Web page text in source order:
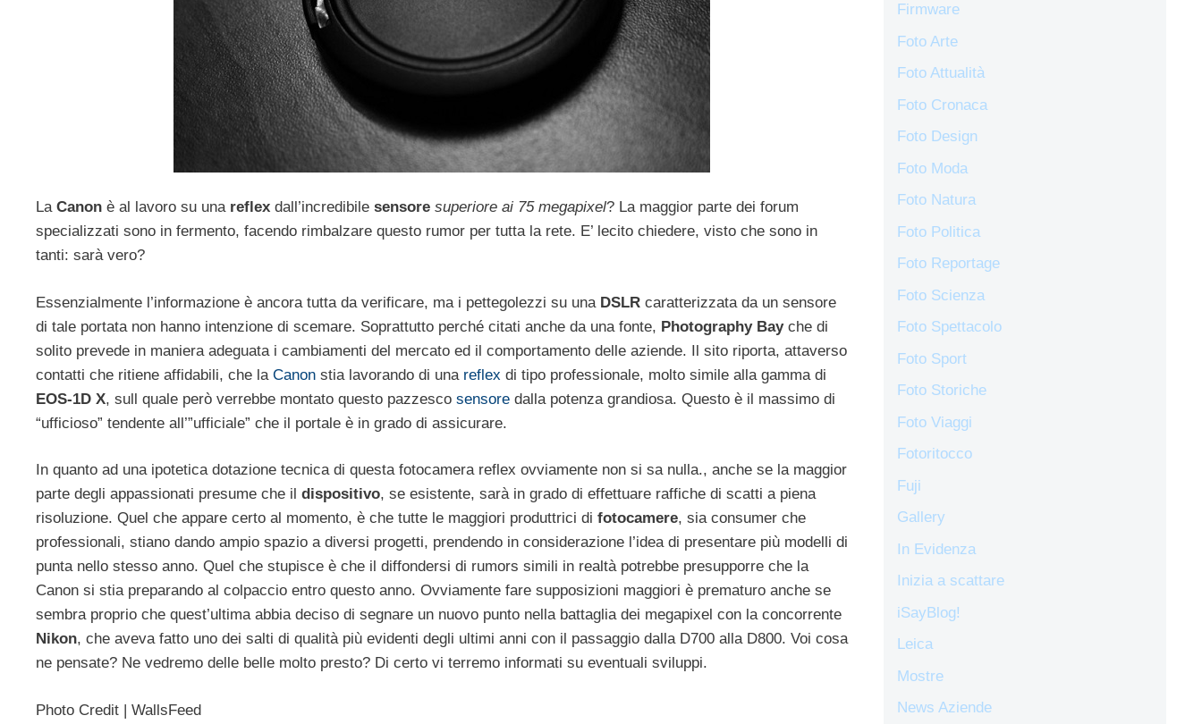
La Canon è al lavoro su unareflex dall’incredibile sensore superiore ai 75 megapixel? La maggior parte dei forum
specializzati sono in fermento, facendo rimbalzare questo rumor per tutta la rete. E’ lecito chiedere, visto che sono in
tanti: sarà vero?
Essenzialmente l’informazione è ancora tutta da verificare, ma i pettegolezzi su una DSLR caratterizzata da un sensore
di tale portata non hanno intenzione di scemare. Soprattutto perché citati anche da una fonte, Photography Bayche di
solito prevede in maniera adeguata i cambiamenti del mercato ed il comportamento delle aziende. Il sito riporta, attaverso
contatti che ritiene affidabili, che la Canon stia lavorando di una reflex di tipo professionale, molto simile alla gamma di
EOS-1D X, sull quale però verrebbe montato questo pazzesco sensore dalla potenza grandiosa. Questo è il massimo di
“ufficioso” tendente all’”ufficiale” che il portale è in grado di assicurare.
In quanto ad una ipotetica dotazione tecnica di questa fotocamera reflex ovviamente non si sa nulla., anche se la maggior
parte degli appassionati presume che il dispositivo, se esistente, sarà in grado di effettuare raffiche di scatti a piena
risoluzione. Quel che appare certo al momento, è che tutte le maggiori produttrici di fotocamere, sia consumer che
professionali, stiano dando ampio spazio a diversi progetti, prendendo in considerazione l’idea di presentare più modelli di
punta nello stesso anno. Quel che stupisce è che il diffondersi di rumors simili in realtà potrebbe presupporre che la
Canon si stia preparando al colpaccio entro questo anno. Ovviamente fare supposizioni maggiori è prematuro anche se
sembra proprio che quest’ultima abbia deciso di segnare un nuovo punto nella battaglia dei megapixel con la concorrente
Nikon, che aveva fatto uno dei salti di qualità più evidenti degli ultimi anni con il passaggio dalla D700 alla D800. Voi cosa
ne pensate? Ne vedremo delle belle molto presto? Di certo vi terremo informati su eventuali sviluppi.
Photo Credit | WallsFeed
Firmware
Foto Arte
Foto Attualità
Foto Cronaca
Foto Design
Foto Moda
Foto Natura
Foto Politica
Foto Reportage
Foto Scienza
Foto Spettacolo
Foto Sport
Foto Storiche
Foto Viaggi
Fotoritocco
Fuji
Gallery
In Evidenza
Inizia a scattare
iSayBlog!
Leica
Mostre
News Aziende